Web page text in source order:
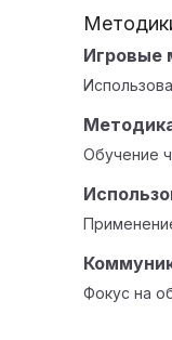
Игровые
Обучение
Фокус на